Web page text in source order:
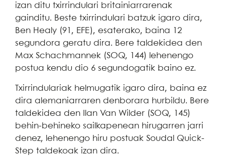
izan ditu txirrindulari britainiarrarenak
gainditu. Beste txirrindulari batzuk igaro dira,
Ben Healy (91, EFE), esaterako, baina 12
segundora geratu dira. Bere taldekidea den
Max Schachmannek (SOQ, 144) lehenengo
postua kendu dio 6 segundogatik baino ez.
Txirrindulariak helmugatik igaro dira, baina ez
dira alemaniarraren denborara hurbildu. Bere
taldekidea den Ilan Van Wilder (SOQ, 145)
behin-behineko sailkapenean hirugarren jarri
denez, lehenengo hiru postuak Soudal Quick-
Step taldekoak izan dira.